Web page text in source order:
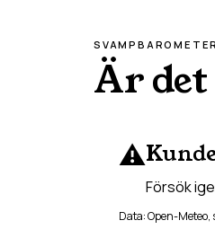
SVAMPBAROMETER
Är
⚠️
Försök
Data: Open-